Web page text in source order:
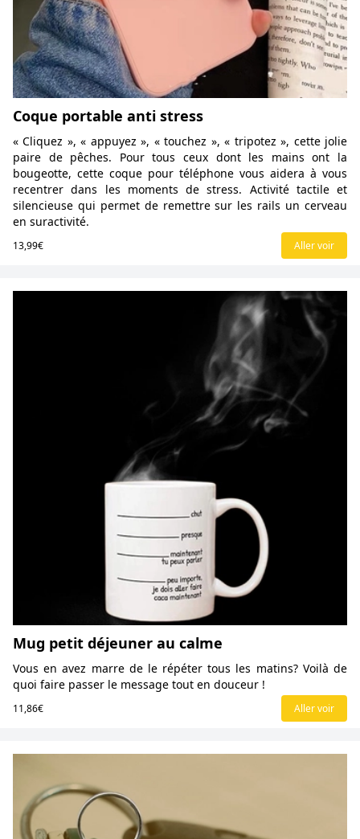
Coque portable anti stress
« Cliquez », « appuyez », « touchez », « tripotez », cette jolie
paire de pêches. Pour tous ceux dont les mains ont la
bougeotte, cette coque pour téléphone vous aidera à vous
recentrer dans les moments de stress. Activité tactile et
silencieuse qui permet de remettre sur les rails un cerveau
en suractivité.
13,99€ Aller voir
Mug petit déjeuner au calme
Vous en avez marre de le répéter tous les matins? Voilà de
quoi faire passer le message tout en douceur !
11,86€ Aller voir